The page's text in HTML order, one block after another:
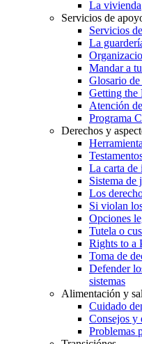
La vivienda
Servicios de
Servicios
La
Mandar a
Glosario de
Getting the
Atención
Programa
Derechos y
La carta de
Sistema de
Los
Si violan
Opciones
Tutela o
Rights to a
Toma de
Defender
sistemas
Alimentación y
Cuidado
Consejos y
Problemas